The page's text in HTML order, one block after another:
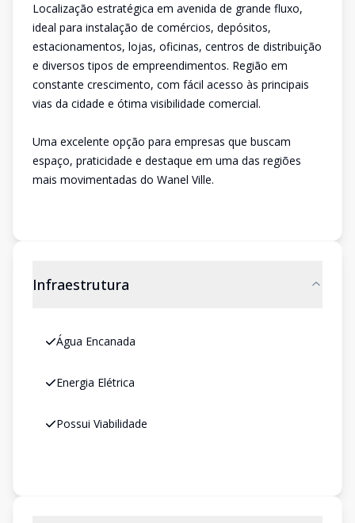
Localização estratégica em avenida de grande fluxo,
ideal para instalação de comércios, depósitos,
estacionamentos, lojas, oficinas, centros de distribuição
e diversos tipos de empreendimentos. Região em
constante crescimento, com fácil acesso às principais
vias da cidade e ótima visibilidade comercial.
Uma excelente opção para empresas que buscam
espaço, praticidade e destaque em uma das regiões
mais movimentadas do Wanel Ville.
Infraestrutura
Água Encanada
Energia Elétrica
Possui Viabilidade